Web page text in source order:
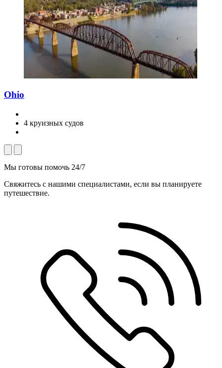
Ohio
4 круизных судов
Мы готовы помочь 24/7
Свяжитесь с нашими специалистами, если вы планируете
путешествие.